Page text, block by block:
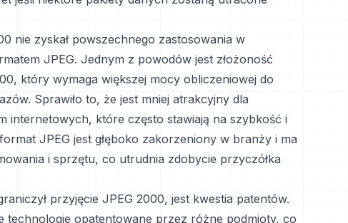
nie zyskał powszechnego zastosowania w
JPEG. Jednym z powodów jest złożoność
który wymaga większej mocy obliczeniowej do
Sprawiło to, że jest mniej atrakcyjny dla
internetowych, które często stawiają na szybkość i
JPEG jest głęboko zakorzeniony w branży i ma
i sprzętu, co utrudnia zdobycie przyczółka
przyjęcie JPEG 2000, jest kwestia patentów.
technologie opatentowane przez różne podmioty, co